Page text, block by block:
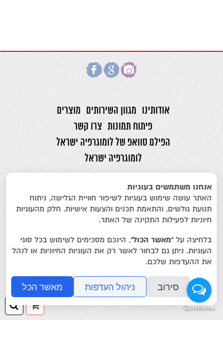
אודותינו מגוון השירותים מוצרים
פיתוח תמונות צרו קשר
הפילם סוואפ של לומוגרפיה ישראל
לומוגרפיה ישראל
5175346פקס.03-5161508
print@ifoto.co.il
לומוגרפיה פולארויד פוג'י אינסטקס ותמונות
כל הזכויות שמורות לאינטרפוטו, לומוגרפיה
ישראל, ט.ל.ח.
ההזמנה
שלך
אנחנו משתמשים בעוגיות
האתר עושה שימוש בעוגיות לשיפור חוויית הגלישה, ניתוח
תנועת גולשים, והתאמת תכנים והצעות אישיות. חלק מהעוגיות
חיוניות לפעילות התקינה של האתר.
בלחיצה על“מאשר הכול”, הינכם מסכימים לשימוש בכל סוגי
העוגיות. ניתן גם לבחור לאשר רק את העוגיות החיוניות או לנהל
את ההעדפות שלכם.
סירוב ניהול העדפות מאשר הכל